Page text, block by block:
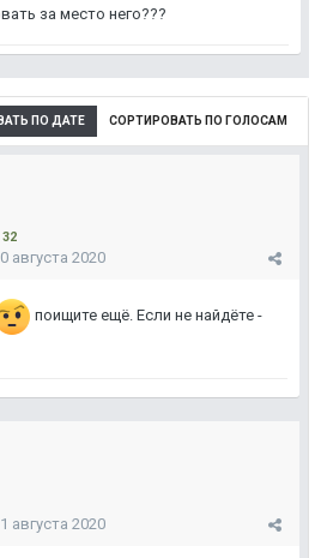
за место него???
СОРТИРОВАТЬ ПО ГОЛОСАМ
ПО ДАТЕ
32
августа 2020
поищите ещё. Если не найдёте -
августа 2020